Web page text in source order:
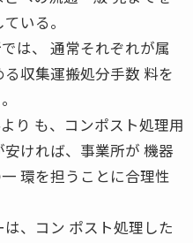
いる。
は、 通常それぞれが属
収集運搬処分手数 料を
り も、コンポスト処理用
ければ、事業所が 機器
環を担うことに合理性
、コン ポスト処理した